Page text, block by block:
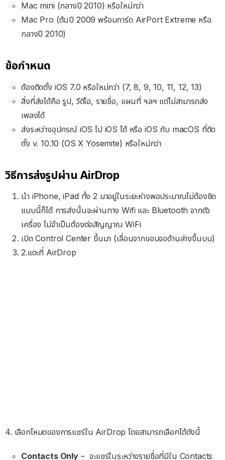
Mac mini (กลางปี 2010) หรือใหม่กว่า
Mac Pro (ต้นปี 2009 พร้อมการ์ด AirPort Extreme หรือ
กลางปี 2010)
ข้อกำหนด
ต้องติดตั้ง iOS 7.0 หรือใหม่กว่า (7, 8, 9, 10, 11, 12, 13)
สิ่งที่ส่งได้คือ รูป, วีดีโอ, รายชื่อ, แผนที่ ฯลฯ แต่ไม่สามารถส่ง
เพลงได้
ส่งระหว่างอุปกรณ์ iOS ไป iOS ได้ หรือ iOS กับ macOS ที่ติด
ตั้ง v. 10.10 (OS X Yosemite) หรือใหม่กว่า
วิธีการส่งรูปผ่าน AirDrop
นำ iPhone, iPad ทั้ง 2 มาอยู่ในระยะห่างพอประมาณไม่ต้องชิด
แบบนี้ก็ได้ การส่งนั้นจะผ่านทาง Wifi และ Bluetooth จากตัว
เครื่อง ไม่จำเป็นต้องต่อสัญญาณ WiFi
เปิด Control Center ขึ้นมา (เลื่อนจากขอบจอด้านล่างขึ้นบน)
2.แตะที่ AirDrop
4. เลือกโหมดของการแชร์ใน AirDrop โดยสามารถเลือกได้ดังนี้
Contacts Only– จะแชร์ในระหว่างรายชื่อที่มีใน Contacts